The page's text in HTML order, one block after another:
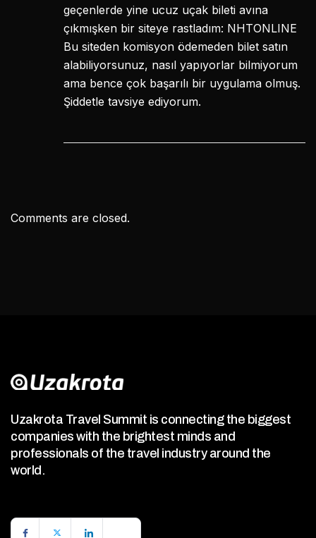
geçenlerde yine ucuz uçak bileti avına
çıkmışken bir siteye rastladım: NHTONLINE
Bu siteden komisyon ödemeden bilet satın
alabiliyorsunuz, nasıl yapıyorlar bilmiyorum
ama bence çok başarılı bir uygulama olmuş.
Şiddetle tavsiye ediyorum.
Comments are closed.
Uzakrota Travel Summit is connecting the biggest
companies with the brightest minds and
professionals of the travel industry around the
world.